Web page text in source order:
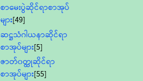
စာမေးပွဲဆိုင်ရာစာအုပ်
များ[49]
ဆဋ္ဌသံဂါယနာဆိုင်ရာ
စာအုပ်များ[5]
ဇာတ်၀တ္ထုဆိုင်ရာ
စာအုပ်များ[55]